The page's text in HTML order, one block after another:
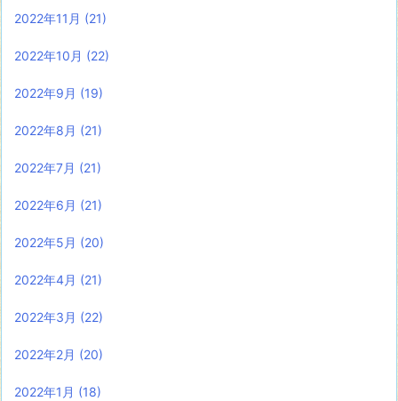
2022年11月 (21)
2022年10月 (22)
2022年9月 (19)
2022年8月 (21)
2022年7月 (21)
2022年6月 (21)
2022年5月 (20)
2022年4月 (21)
2022年3月 (22)
2022年2月 (20)
2022年1月 (18)